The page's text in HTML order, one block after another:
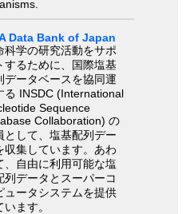
Data Bank of Japan
科学の研究活動をサポ
するために、国際塩基
データベースを協同運
る INSDC (International
Sequence
Collaboration) の
として、塩基配列デー
収集しています。あわ
、自由に利用可能な塩
列データとスーパーコ
ュータシステムを提供
います。